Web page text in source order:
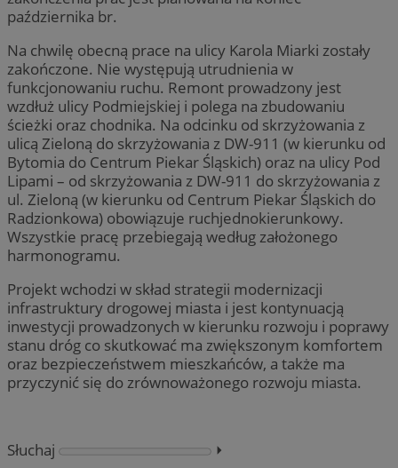
października br.
Na chwilę obecną prace na ulicy Karola Miarki zostały
zakończone. Nie występują utrudnienia w
funkcjonowaniu ruchu. Remont prowadzony jest
wzdłuż ulicy Podmiejskiej i polega na zbudowaniu
ścieżki oraz chodnika. Na odcinku od skrzyżowania z
ulicą Zieloną do skrzyżowania z DW-911 (w kierunku od
Bytomia do Centrum Piekar Śląskich) oraz na ulicy Pod
Lipami – od skrzyżowania z DW-911 do skrzyżowania z
ul. Zieloną (w kierunku od Centrum Piekar Śląskich do
Radzionkowa) obowiązuje ruchjednokierunkowy.
Wszystkie pracę przebiegają według założonego
harmonogramu.
Projekt wchodzi w skład strategii modernizacji
infrastruktury drogowej miasta i jest kontynuacją
inwestycji prowadzonych w kierunku rozwoju i poprawy
stanu dróg co skutkować ma zwiększonym komfortem
oraz bezpieczeństwem mieszkańców, a także ma
przyczynić się do zrównoważonego rozwoju miasta.
Słuchaj
⏵︎